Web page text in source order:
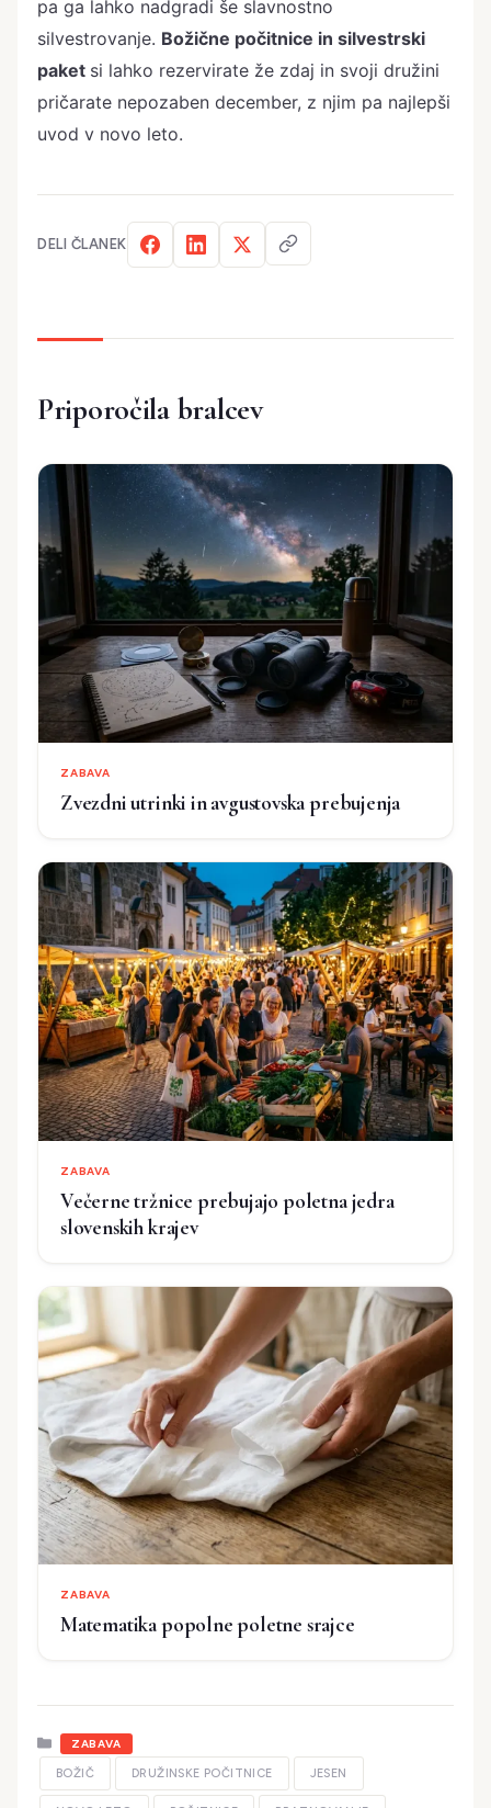
pa ga lahko nadgradi še slavnostno
silvestrovanje. Božične počitnice in silvestrski
paket si lahko rezervirate že zdaj in svoji družini
pričarate nepozaben december, z njim pa najlepši
uvod v novo leto.
DELI ČLANEK
Priporočila bralcev
ZABAVA
Zvezdni utrinki in avgustovska prebujenja
ZABAVA
Večerne tržnice prebujajo poletna jedra
slovenskih krajev
ZABAVA
Matematika popolne poletne srajce
Kategorije
ZABAVA
BOŽIČ DRUŽINSKE POČITNICE JESEN